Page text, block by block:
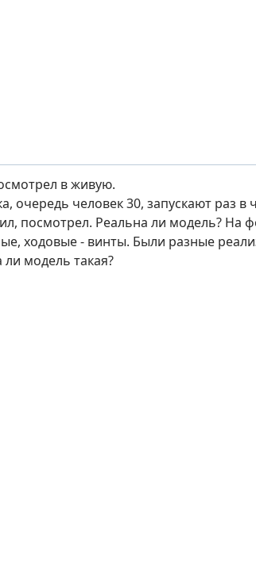
в живую.
очередь человек 30, запускают раз в
посмотрел. Реальна ли модель? На
ходовые - винты. Были разные
модель такая?